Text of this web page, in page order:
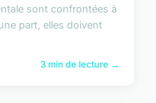
sont confrontées à
part, elles doivent
3 min de lecture →